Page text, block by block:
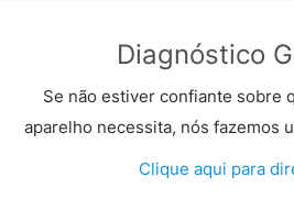
Diagnóstico
Se não estiver confiante sobre
aparelho necessita, nós fazemos
Clique aqui para